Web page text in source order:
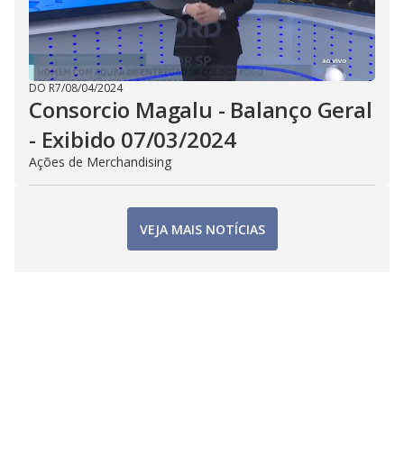
DO R7/08/04/2024
Consorcio Magalu - Balanço Geral
- Exibido 07/03/2024
Ações de Merchandising
VEJA MAIS NOTÍCIAS